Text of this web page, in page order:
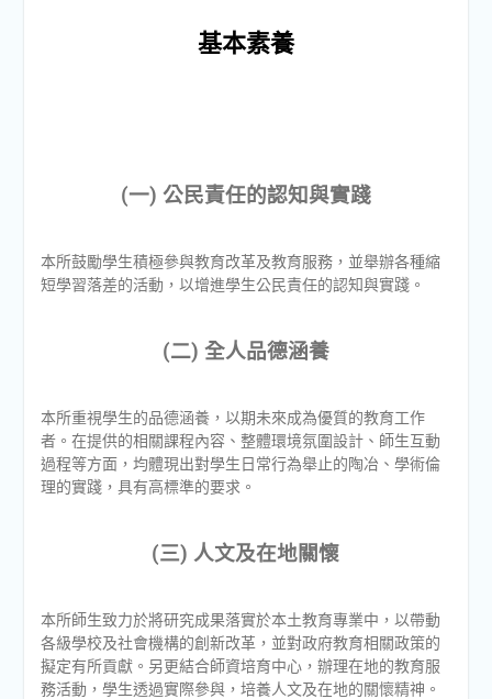
基本素養
(一) 公民責任的認知與實踐
本所鼓勵學生積極參與教育改革及教育服務，並舉辦各種縮
短學習落差的活動，以增進學生公民責任的認知與實踐。
(二) 全人品德涵養
本所重視學生的品德涵養，以期未來成為優質的教育工作
者。在提供的相關課程內容、整體環境氛圍設計、師生互動
過程等方面，均體現出對學生日常行為舉止的陶冶、學術倫
理的實踐，具有高標準的要求。
(三) 人文及在地關懷
本所師生致力於將研究成果落實於本土教育專業中，以帶動
各級學校及社會機構的創新改革，並對政府教育相關政策的
擬定有所貢獻。另更結合師資培育中心，辦理在地的教育服
務活動，學生透過實際參與，培養人文及在地的關懷精神。